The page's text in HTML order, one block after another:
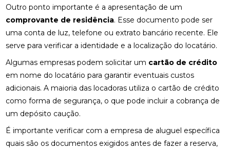
Outro ponto importante é a apresentação de um
comprovante de residência. Esse documento pode ser
uma conta de luz, telefone ou extrato bancário recente. Ele
serve para verificar a identidade e a localização do locatário.
Algumas empresas podem solicitar um cartão de crédito
em nome do locatário para garantir eventuais custos
adicionais. A maioria das locadoras utiliza o cartão de crédito
como forma de segurança, o que pode incluir a cobrança de
um depósito caução.
É importante verificar com a empresa de aluguel específica
quais são os documentos exigidos antes de fazer a reserva,